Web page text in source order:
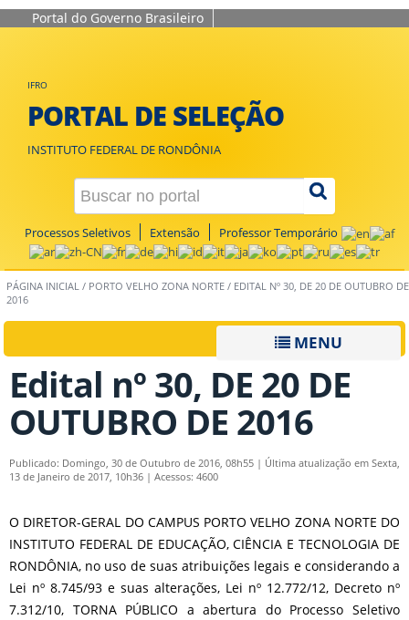
Portal do Governo Brasileiro
IFRO
PORTAL DE SELEÇÃO
INSTITUTO FEDERAL DE RONDÔNIA
Processos Seletivos Extensão Professor Temporário
PÁGINA INICIAL / PORTO VELHO ZONA NORTE / EDITAL Nº 30, DE 20 DE OUTUBRO DE
2016
MENU
Edital nº 30, DE 20 DE
OUTUBRO DE 2016
Publicado: Domingo, 30 de Outubro de 2016, 08h55 | Última atualização em Sexta,
13 de Janeiro de 2017, 10h36 | Acessos: 4600
O DIRETOR-GERAL DO CAMPUS PORTO VELHO ZONA NORTE DO
INSTITUTO FEDERAL DE EDUCAÇÃO, CIÊNCIA E TECNOLOGIA DE
RONDÔNIA, no uso de suas atribuições legais e considerando a
Lei nº 8.745/93 e suas alterações, Lei nº 12.772/12, Decreto nº
7.312/10, TORNA PÚBLICO a abertura do Processo Seletivo